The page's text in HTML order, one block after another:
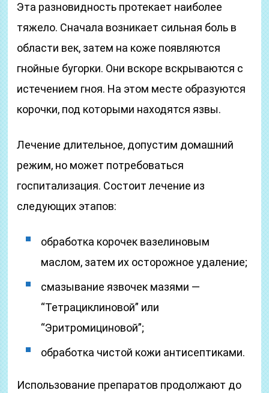
Эта разновидность протекает наиболее
тяжело. Сначала возникает сильная боль в
области век, затем на коже появляются
гнойные бугорки. Они вскоре вскрываются с
истечением гноя. На этом месте образуются
корочки, под которыми находятся язвы.
Лечение длительное, допустим домашний
режим, но может потребоваться
госпитализация. Состоит лечение из
следующих этапов:
обработка корочек вазелиновым
маслом, затем их осторожное удаление;
смазывание язвочек мазями —
“Тетрациклиновой” или
“Эритромициновой”;
обработка чистой кожи антисептиками.
Использование препаратов продолжают до